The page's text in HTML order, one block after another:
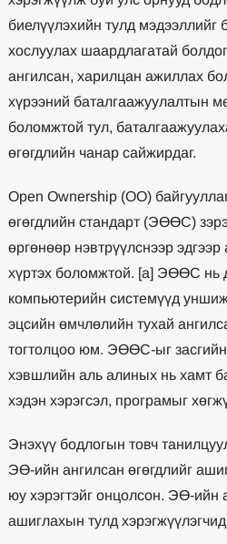
биелүүлэхийн тулд мэдээллийг
хослуулах шаардлагатай
ангилсан, харилцан ажиллах
хүрээний баталгаажуулалтын
боломжтой тул,
өгөгдлийн чанар сайжирдаг.
Open Ownership (OO)
өгөгдлийн стандарт (ЭӨӨС)
өргөнөөр нэвтрүүлснээр эдгээр
хүртэх боломжтой. [a] ЭӨӨС нь
компьютерийн системүүд
эцсийн өмчлөлийн тухай
тогтолцоо юм. ЭӨӨС-ыг засгийн
хэвшлийн аль алиных нь хамт
хэдэн хэрэгсэл, програмыг
Энэхүү бодлогын товч
ЭӨ-ийн ангилсан өгөгдлийг
юу хэрэгтэйг онцолсон. ЭӨ-ийн
ашиглахын тулд